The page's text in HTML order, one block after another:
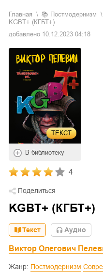
Главная 📚 постмодернизм
KGBT+ (КГБТ+)
добавлено 10.12.2023 04:18
ТЕКСТ
В библиотеку
4
Поделиться
KGBT+ (КГБТ+)
Текст Aудио
Виктор Олегович
Жанр: Постмодернизм